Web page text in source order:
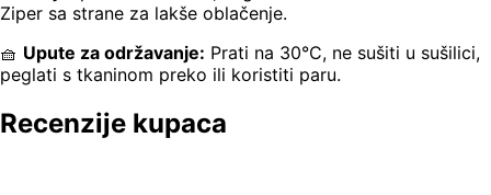
Ziper sa strane za lakše oblačenje.
🧺 Upute za održavanje: Prati na 30°C, ne sušiti u sušilici,
peglati s tkaninom preko ili koristiti paru.
Recenzije kupaca